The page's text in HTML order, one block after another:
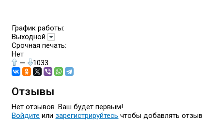
График работы:
Выходной
Срочная печать:
Нет
—
1033
Отзывы
Нет отзывов. Ваш будет первым!
Войдите или зарегистрируйтесь чтобы добавлять отзыв